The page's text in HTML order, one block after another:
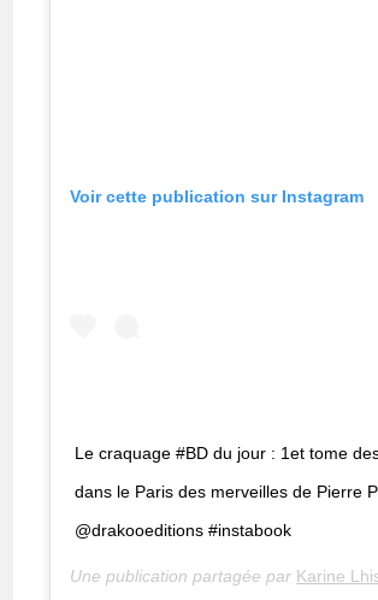
Voir cette publication sur Instagram
Le craquage #BD du jour : 1et tome
dans le Paris des merveilles de Pierre
@drakooeditions #instabook
Une publication partagée par Karine